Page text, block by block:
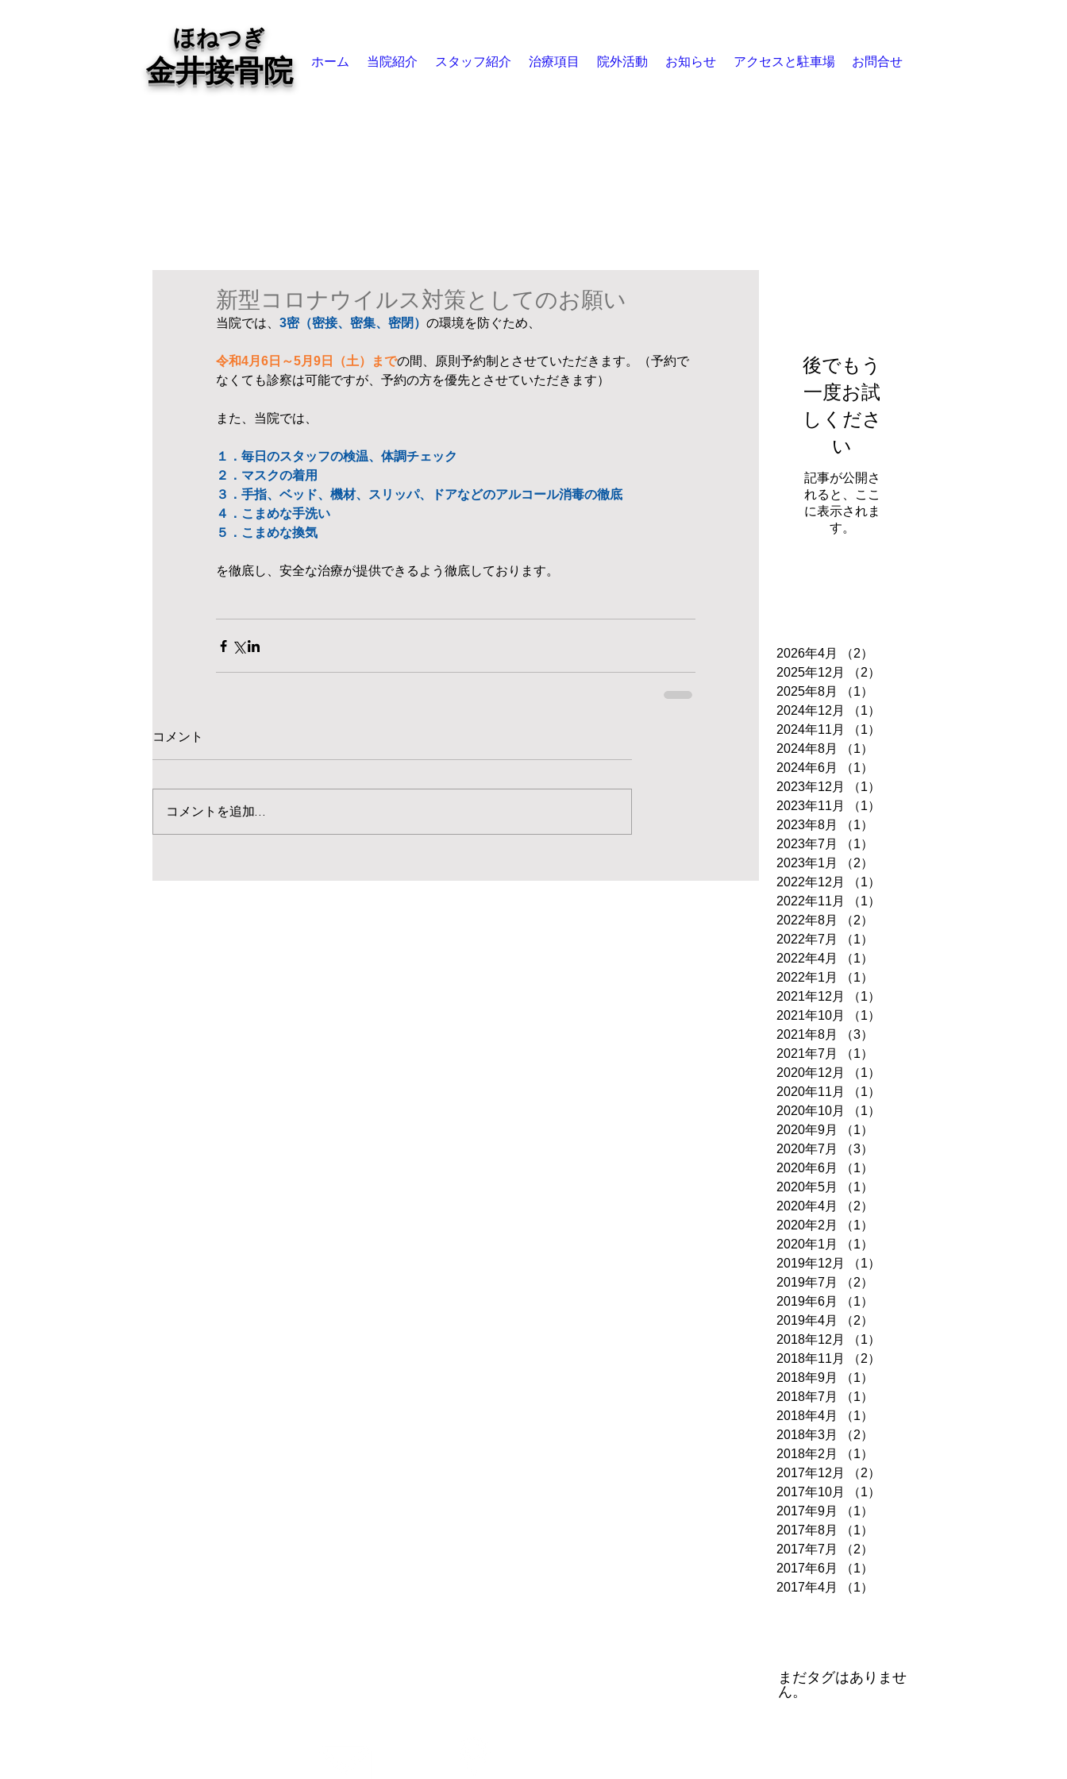
ホーム 当院紹介 スタッフ紹介 治療項目 院外活動 お知らせ アクセスと駐車場 お問合せ
ほねつぎ
金井接骨院
新型コロナウイルス対策としてのお願い
当院では、 3密（密接、密集、密閉） の環境を防ぐため、
令和4月6日～5月9日（土）までの間、原則予約制とさせていただきます。（予約で
なくても診察は可能ですが、予約の方を優先とさせていただきます）
また、当院では、
１．毎日のスタッフの検温、体調チェック
２．マスクの着用
３．手指、ベッド、機材、スリッパ、ドアなどのアルコール消毒の徹底
４．こまめな手洗い
５．こまめな換気
を徹底し、安全な治療が提供できるよう徹底しております。
コメント
コメントを追加…
後でもう
一度お試
しくださ
い
記事が公開さ
れると、ここ
に表示されま
す。
2026年4月 （2）
2025年12月
（2）
2025年8月
（1）
2024年12月
（1）
2024年11月
（1）
2024年8月
（1）
2024年6月
（1）
2023年12月
（1）
2023年11月
（1）
2023年8月
（1）
2023年7月
（1）
2023年1月
（2）
2022年12月
（1）
2022年11月
（1）
2022年8月
（2）
2022年7月
（1）
2022年4月
（1）
2022年1月
（1）
2021年12月
（1）
2021年10月
（1）
2021年8月
（3）
2021年7月
（1）
2020年12月
（1）
2020年11月
（1）
2020年10月
（1）
2020年9月
（1）
2020年7月
（3）
2020年6月
（1）
2020年5月
（1）
2020年4月
（2）
2020年2月
（1）
2020年1月
（1）
2019年12月
（1）
2019年7月
（2）
2019年6月
（1）
2019年4月
（2）
2018年12月
（1）
2018年11月
（2）
2018年9月
（1）
2018年7月
（1）
2018年4月
（1）
2018年3月
（2）
2018年2月
（1）
2017年12月
（2）
2017年10月
（1）
2017年9月
（1）
2017年8月
（1）
2017年7月
（2）
2017年6月
（1）
2017年4月
（1）
まだタグはありませ
ん。